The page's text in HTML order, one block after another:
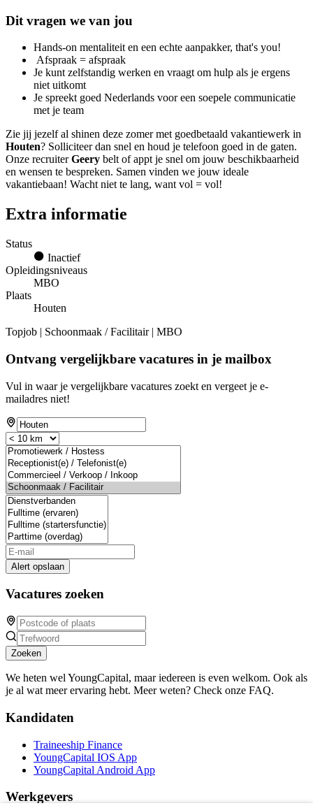
Dit vragen we van jou
Hands-on mentaliteit en een echte aanpakker, that's you!
Afspraak = afspraak
Je kunt zelfstandig werken en vraagt om hulp als je ergens
niet uitkomt
Je spreekt goed Nederlands voor een soepele communicatie
met je team
Zie jij jezelf al shinen deze zomer met goedbetaald vakantiewerk in
Houten? Solliciteer dan snel en houd je telefoon goed in de gaten.
Onze recruiterGeery belt of appt je snel om jouw beschikbaarheid
en wensen te bespreken. Samen vinden we jouw ideale
vakantiebaan! Wacht niet te lang, want vol = vol!
Extra informatie
Status
Inactief
Opleidingsniveaus
MBO
Plaats
Houten
Topjob | Schoonmaak / Facilitair | MBO
Ontvang vergelijkbare vacatures in je mailbox
Vul in waar je vergelijkbare vacatures zoekt en vergeet je e-
mailadres niet!
Alert opslaan
Vacatures zoeken
Zoeken
We heten wel YoungCapital, maar iedereen is even welkom. Ook als
je al wat meer ervaring hebt. Meer weten? Check onze FAQ.
Kandidaten
Traineeship Finance
YoungCapital IOS App
YoungCapital Android App
Werkgevers